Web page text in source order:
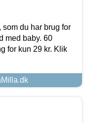
du har brug for
med baby. 60
for kun 29 kr. Klik